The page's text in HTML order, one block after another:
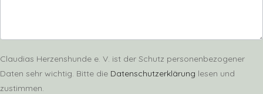
Claudias Herzenshunde e. V. ist der Schutz personenbezogener
Daten sehr wichtig. Bitte die Datenschutzerklärung lesen und
zustimmen.